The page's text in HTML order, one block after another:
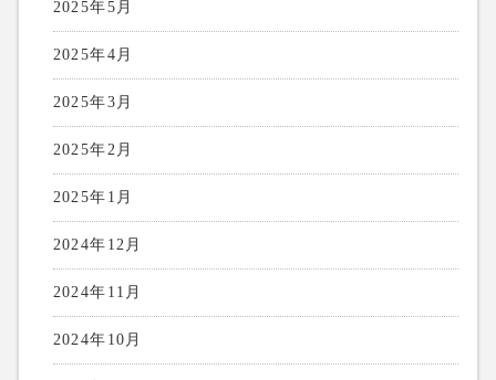
2025年5月
2025年4月
2025年3月
2025年2月
2025年1月
2024年12月
2024年11月
2024年10月